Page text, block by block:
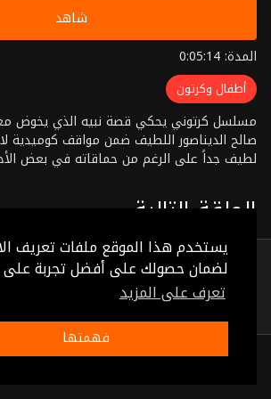
يستخدم هذا الموقع ملفات تعريف
لضمان حصولك على أفضل تجربة على
تعرف على المزيد
فهمتها
شاهد
المدة: 0:05:14
أطفال وكرتون
مسلسل كرتوني يحكي قصة نبيه الذي يخوض
لطيف جداً على الرغم من حماقاته في بعض
الحلقة التالية
الحلقة 39
(0:05:10)